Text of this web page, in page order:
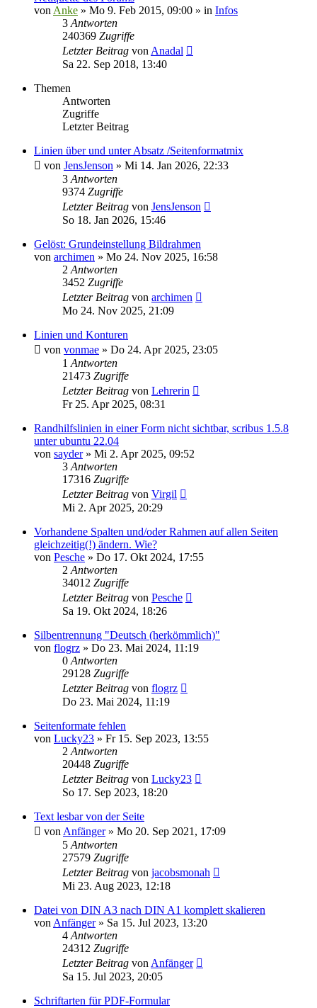
von Anke » Mo 9. Feb 2015, 09:00 » in Infos
3 Antworten
240369 Zugriffe
Letzter Beitrag von Anadal
Sa 22. Sep 2018, 13:40
Themen
Antworten
Zugriffe
Letzter Beitrag
Linien über und unter Absatz /Seitenformatmix
von JensJenson » Mi 14. Jan 2026, 22:33
3 Antworten
9374 Zugriffe
Letzter Beitrag von JensJenson
So 18. Jan 2026, 15:46
Gelöst: Grundeinstellung Bildrahmen
von archimen » Mo 24. Nov 2025, 16:58
2 Antworten
3452 Zugriffe
Letzter Beitrag von archimen
Mo 24. Nov 2025, 21:09
Linien und Konturen
von vonmae » Do 24. Apr 2025, 23:05
1 Antworten
21473 Zugriffe
Letzter Beitrag von Lehrerin
Fr 25. Apr 2025, 08:31
Randhilfslinien in einer Form nicht sichtbar, scribus 1.5.8
unter ubuntu 22.04
von sayder» Mi 2. Apr 2025, 09:52
3 Antworten
17316 Zugriffe
Letzter Beitrag von Virgil
Mi 2. Apr 2025, 20:29
Vorhandene Spalten und/oder Rahmen auf allen Seiten
gleichzeitig(!) ändern. Wie?
von Pesche » Do 17. Okt 2024, 17:55
2 Antworten
34012 Zugriffe
Letzter Beitrag von Pesche
Sa 19. Okt 2024, 18:26
Silbentrennung "Deutsch (herkömmlich)"
von flogrz » Do 23. Mai 2024, 11:19
0 Antworten
29128 Zugriffe
Letzter Beitrag von flogrz
Do 23. Mai 2024, 11:19
Seitenformate fehlen
von Lucky23 » Fr 15. Sep 2023, 13:55
2 Antworten
20448 Zugriffe
Letzter Beitrag von Lucky23
So 17. Sep 2023, 18:20
Text lesbar von der Seite
von Anfänger» Mo 20. Sep 2021, 17:09
5 Antworten
27579 Zugriffe
Letzter Beitrag von jacobsmonah
Mi 23. Aug 2023, 12:18
Datei von DIN A3 nach DIN A1 komplett skalieren
von Anfänger» Sa 15. Jul 2023, 13:20
4 Antworten
24312 Zugriffe
Letzter Beitrag von Anfänger
Sa 15. Jul 2023, 20:05
Schriftarten für PDF-Formular